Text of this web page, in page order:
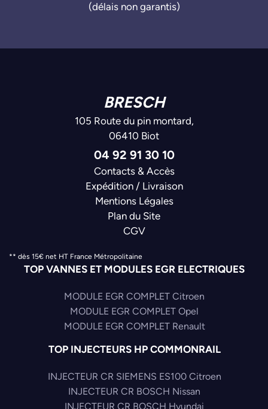
(délais non garantis)
BRESCH
105 Route du pin montard,
06410 Biot
04 92 91 30 10
Contacts & Accès
Expédition / Livraison
Mentions Légales
Plan du Site
CGV
** dès 15€ net HT France Métropolitaine
TOP VANNES ET MODULES EGR ELECTRIQUES
MODULE EGR COMPLET Citroen
MODULE EGR COMPLET Opel
MODULE EGR COMPLET Renault
TOP INJECTEURS HP COMMONRAIL
INJECTEUR CR SIEMENS ES100 Citroen
INJECTEUR CR BOSCH Nissan
INJECTEUR CR BOSCH Hyundai